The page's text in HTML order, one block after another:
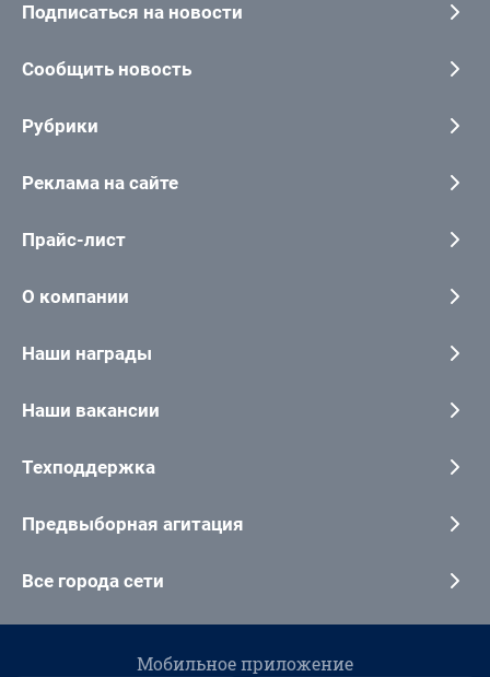
Подписаться на новости
Сообщить новость
Рубрики
Реклама на сайте
Прайс-лист
О компании
Наши награды
Наши вакансии
Техподдержка
Предвыборная агитация
Все города сети
Мобильное приложение